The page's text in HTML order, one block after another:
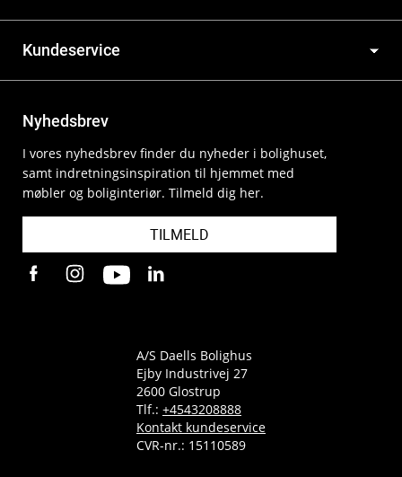
Kundeservice
Nyhedsbrev
I vores nyhedsbrev finder du nyheder i bolighuset,
samt indretningsinspiration til hjemmet med
møbler og boliginteriør. Tilmeld dig her.
TILMELD
A/S Daells Bolighus
Ejby Industrivej 27
2600 Glostrup
Tlf.: +4543208888
Kontakt kundeservice
CVR-nr.: 15110589